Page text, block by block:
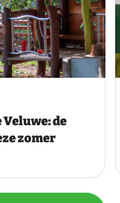
de
zomer